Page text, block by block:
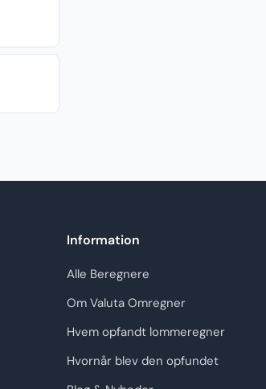
Information
Alle Beregnere
Om Valuta Omregner
Hvem opfandt lommeregner
Hvornår blev den opfundet